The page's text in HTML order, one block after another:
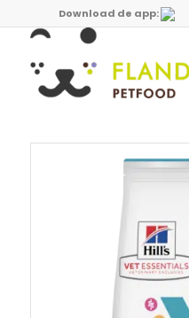
Download de app: